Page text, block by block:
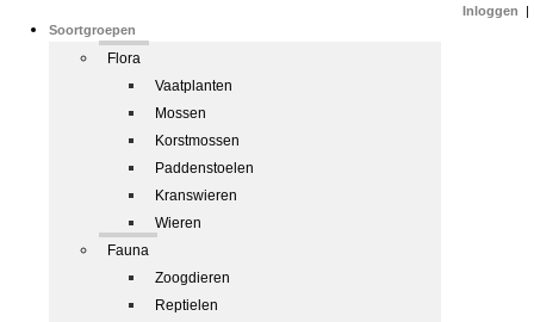
Soortgroepen
Flora
Vaatplanten
Mossen
Korstmossen
Paddenstoelen
Kranswieren
Wieren
Fauna
Zoogdieren
Reptielen
Inloggen |